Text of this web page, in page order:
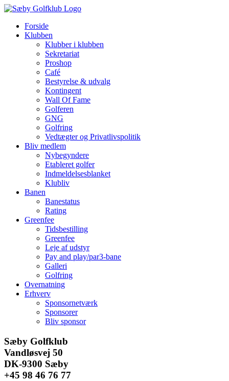
Skip
contentForside
Klubben
Klubber i klubben
Sekretariat
Proshop
Café
Bestyrelse & udvalg
Kontingent
Wall Of Fame
Golferen
GNG
Golfring
Vedtægter og Privatlivspolitik
Bliv medlem
Nybegyndere
Etableret golfer
Indmeldelsesblanket
Klubliv
Banen
Banestatus
Rating
Greenfee
Tidsbestilling
Greenfee
Leje af udstyr
Pay and play/par3-bane
Galleri
Golfring
Overnatning
Erhverv
Sponsornetværk
Sponsorer
Bliv sponsor
Facebook
Instagram
E-
mail
Sæby Golfklub
Vandløsvej 50
DK-9300 Sæby
+45 98 46 76 77